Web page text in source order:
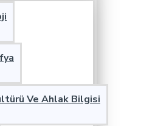
Ve Ahlak Bilgisi